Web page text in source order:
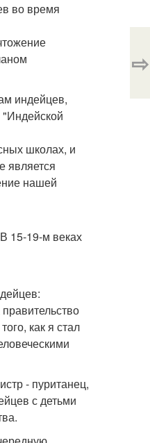
во время
индейцев,
школах, и
является
нашей
15-19-м веках
как я стал
- пуританец,
с детьми
⇨